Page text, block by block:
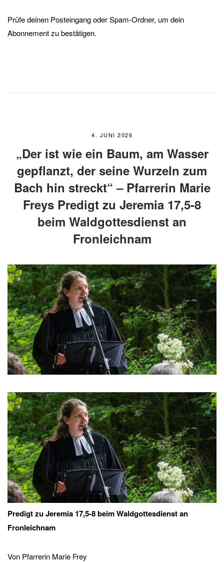
Prüfe deinen Posteingang oder Spam-Ordner, um dein
Abonnement zu bestätigen.
4. JUNI 2026
„Der ist wie ein Baum, am Wasser
gepflanzt, der seine Wurzeln zum
Bach hin streckt“ – Pfarrerin Marie
Freys Predigt zu Jeremia 17,5-8
beim Waldgottesdienst an
Fronleichnam
Predigt zuJeremia 17,5-8beim Waldgottesdienst an
Fronleichnam
Von Pfarrerin Marie Frey